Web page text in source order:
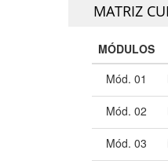
MATRIZ
MÓDULOS
Mód. 01
Mód. 02
Mód. 03